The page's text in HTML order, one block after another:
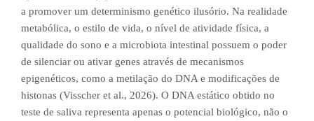
a promover um determinismo genético ilusório. Na realidade
metabólica, o estilo de vida, o nível de atividade física, a
qualidade do sono e a microbiota intestinal possuem o poder
de silenciar ou ativar genes através de mecanismos
epigenéticos, como a metilação do DNA e modificações de
histonas (Visscher et al., 2026). O DNA estático obtido no
teste de saliva representa apenas o potencial biológico, não o